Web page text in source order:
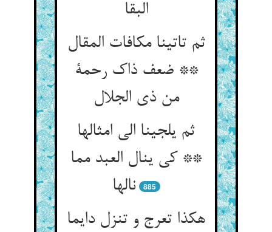
البقا
ثم تاتینا مکافات المقال
** ضعف ذاک رحمة
من ذی الجلال‌‌
ثم یلجینا الی امثالها
** کی ینال العبد مما
نالها
885
هکذا تعرج و تنزل دایما